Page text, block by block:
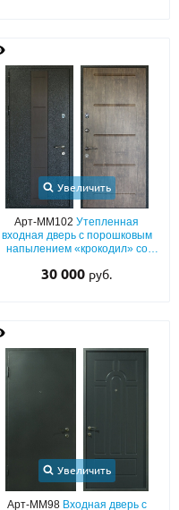
Увеличить
Арт-ММ102Утепленная
входная дверь с порошковым
напылением «крокодил» со
плитой МДФ «текстура дерева»
30 000 руб.
Увеличить
Арт-ММ98 Входная дверь с